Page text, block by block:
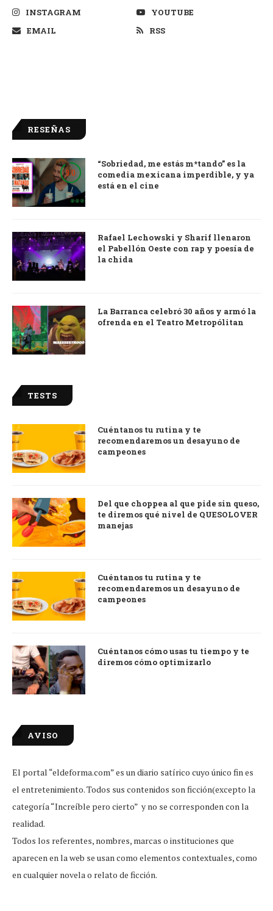
INSTAGRAM
YOUTUBE
EMAIL
RSS
RESEÑAS
9.0
“Sobriedad, me estás m*tando” es la
comedia mexicana imperdible, y ya
está en el cine
Rafael Lechowski y Sharif llenaron
el Pabellón Oeste con rap y poesía de
la chida
La Barranca celebró 30 años y armó la
ofrenda en el Teatro Metropólitan
TESTS
Cuéntanos tu rutina y te
recomendaremos un desayuno de
campeones
Del que choppea al que pide sin queso,
te diremos qué nivel de QUESOLOVER
manejas
Cuéntanos tu rutina y te
recomendaremos un desayuno de
campeones
Cuéntanos cómo usas tu tiempo y te
diremos cómo optimizarlo
AVISO
El portal “eldeforma.com” es un diario satírico cuyo único fin es
el entretenimiento. Todos sus contenidos son ficción(excepto la
categoría “Increíble pero cierto” y no se corresponden con la
realidad.
Todos los referentes, nombres, marcas o instituciones que
aparecen en la web se usan como elementos contextuales, como
en cualquier novela o relato de ficción.